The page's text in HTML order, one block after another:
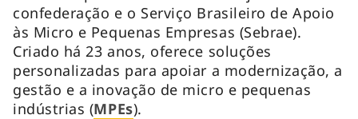
confederação e o Serviço Brasileiro de Apoio
às Micro e Pequenas Empresas (Sebrae).
Criado há 23 anos, oferece soluções
personalizadas para apoiar a modernização, a
gestão e a inovação de micro e pequenas
indústrias (MPEs).